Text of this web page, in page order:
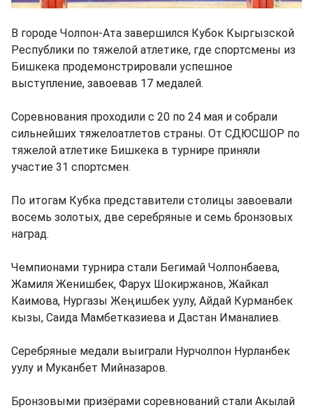
В городе Чолпон-Ата завершился Кубок Кыргызской
Республики по тяжелой атлетике, где спортсмены из
Бишкека продемонстрировали успешное
выступление, завоевав 17 медалей.
Соревнования проходили с 20 по 24 мая и собрали
сильнейших тяжелоатлетов страны. От СДЮСШОР по
тяжелой атлетике Бишкека в турнире приняли
участие 31 спортсмен.
По итогам Кубка представители столицы завоевали
восемь золотых, две серебряные и семь бронзовых
наград.
Чемпионами турнира стали Бегимай Чолпонбаева,
Жамиля Женишбек, Фарух Шокиржанов, Жайкал
Каимова, Нургазы Жеңишбек уулу, Айдай Курманбек
кызы, Саида Мамбетказиева и Дастан Иманалиев.
Серебряные медали выиграли Нурчолпон Нурланбек
уулу и Муканбет Мийназаров.
Бронзовыми призёрами соревнований стали Акылай